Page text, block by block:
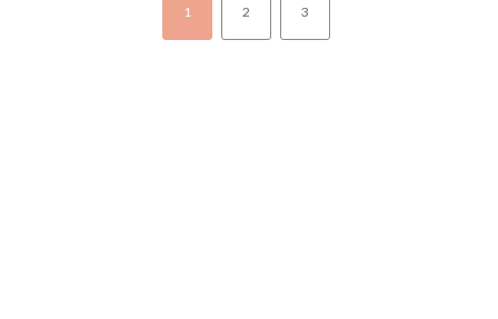
1 2 3